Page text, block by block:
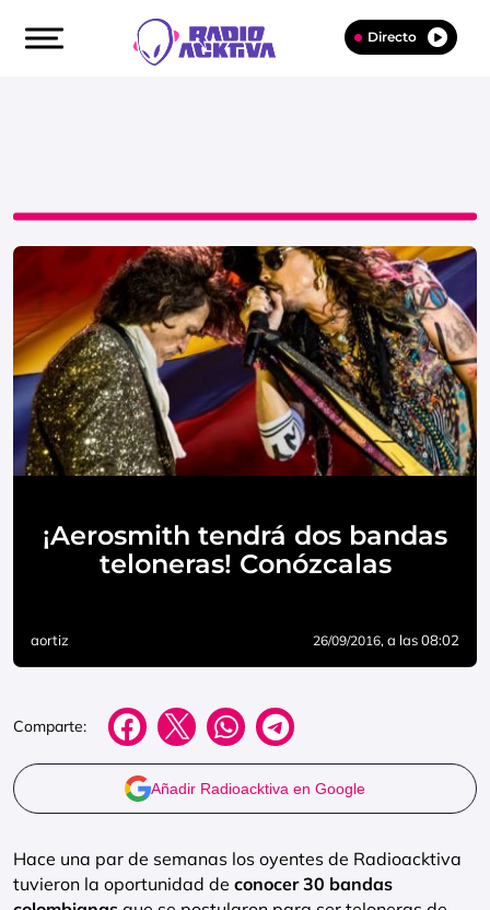
Directo
¡Aerosmith tendrá dos bandas
teloneras! Conózcalas
aortiz 26/09/2016, a las 08:02
Comparte:
Añadir Radioacktiva en Google
Hace una par de semanas los oyentes de Radioacktiva
tuvieron la oportunidad de conocer 30 bandas